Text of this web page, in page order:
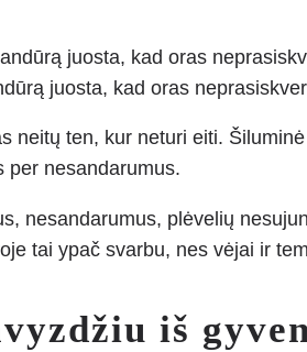
juosta, kad oras
neitų ten, kur neturi eiti.
per nesandarumus.
nesandarumus, plėvelių
tai ypač svarbu, nes vėjai ir
iš